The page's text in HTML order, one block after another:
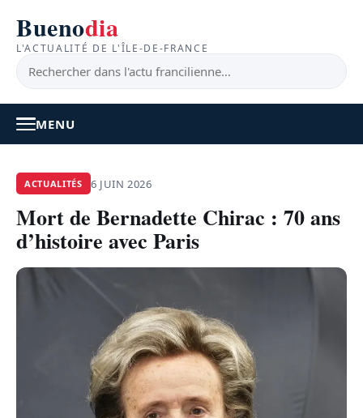
Buenodia
L'ACTUALITÉ DE L'ÎLE-DE-FRANCE
MENU
ACTUALITÉ
FAITS DIVERS
TRANSPORTS
ACTUALITÉS 6 JUIN 2026
Mort de Bernadette Chirac : 70 ans
d’histoire avec Paris